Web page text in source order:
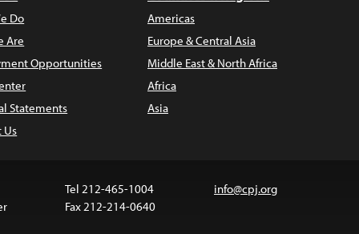
Do
Are
Opportunities
Statements
Us
Americas
Europe & Central Asia
Middle East & North Africa
Africa
Asia
Tel 212-465-1004
Fax 212-214-0640
info@cpj.org